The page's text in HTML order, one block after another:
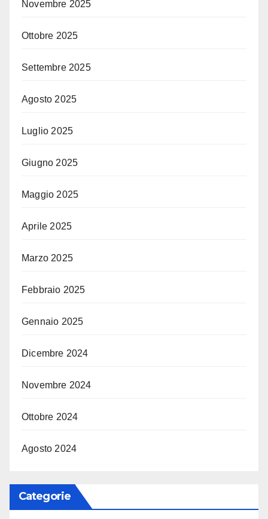
Novembre 2025
Ottobre 2025
Settembre 2025
Agosto 2025
Luglio 2025
Giugno 2025
Maggio 2025
Aprile 2025
Marzo 2025
Febbraio 2025
Gennaio 2025
Dicembre 2024
Novembre 2024
Ottobre 2024
Agosto 2024
Categorie